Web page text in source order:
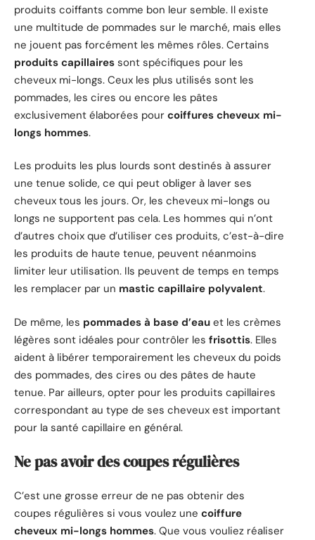
produits coiffants comme bon leur semble. Il existe
une multitude de pommades sur le marché, mais elles
ne jouent pas forcément les mêmes rôles. Certains
produits capillaires sont spécifiques pour les
cheveux mi-longs. Ceux les plus utilisés sont les
pommades, les cires ou encore les pâtes
exclusivement élaborées pour coiffures cheveux mi-
longs hommes.
Les produits les plus lourds sont destinés à assurer
une tenue solide, ce qui peut obliger à laver ses
cheveux tous les jours. Or, les cheveux mi-longs ou
longs ne supportent pas cela. Les hommes qui n’ont
d’autres choix que d’utiliser ces produits, c’est-à-dire
les produits de haute tenue, peuvent néanmoins
limiter leur utilisation. Ils peuvent de temps en temps
les remplacer par un mastic capillaire polyvalent.
De même, les pommades à base d’eau et les crèmes
légères sont idéales pour contrôler les frisottis. Elles
aident à libérer temporairement les cheveux du poids
des pommades, des cires ou des pâtes de haute
tenue. Par ailleurs, opter pour les produits capillaires
correspondant au type de ses cheveux est important
pour la santé capillaire en général.
Ne pas avoir des coupes régulières
C’est une grosse erreur de ne pas obtenir des
coupes régulières si vous voulez une coiffure
cheveux mi-longs hommes. Que vous vouliez réaliser